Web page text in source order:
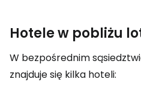
Hotele w pobliżu
W bezpośrednim
znajduje się kilka hoteli: